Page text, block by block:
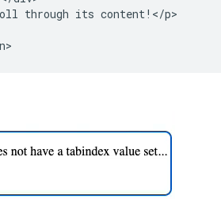
through its content!</p>